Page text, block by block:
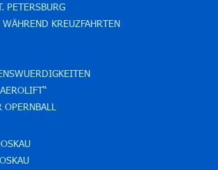
PETERSBURG
WÄHREND KREUZFAHRTEN